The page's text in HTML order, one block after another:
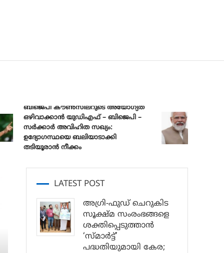
ബിജെപി കൗൺസിലറുടെ അയോഗ്യത
ഒഴിവാക്കാൻ യുഡിഎഫ് – ബിജെപി –
സർക്കാർ അവിഹിത സഖ്യം:
ഉദ്യോഗസ്ഥയെ ബലിയാടാക്കി
തടിയൂരാൻ നീക്കം
LATEST POST
അഗ്രി-ഫുഡ് ചെറുകിട
സൂക്ഷ്മ സംരംഭങ്ങളെ
ശക്തിപ്പെടുത്താന്‍
‘സ്മാര്‍ട്ട്’
പദ്ധതിയുമായി കേര;